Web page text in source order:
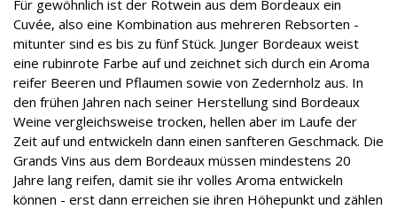
Für gewöhnlich ist der Rotwein aus dem Bordeaux ein
Cuvée, also eine Kombination aus mehreren Rebsorten -
mitunter sind es bis zu fünf Stück. Junger Bordeaux weist
eine rubinrote Farbe auf und zeichnet sich durch ein Aroma
reifer Beeren und Pflaumen sowie von Zedernholz aus. In
den frühen Jahren nach seiner Herstellung sind Bordeaux
Weine vergleichsweise trocken, hellen aber im Laufe der
Zeit auf und entwickeln dann einen sanfteren Geschmack. Die
Grands Vins aus dem Bordeaux müssen mindestens 20
Jahre lang reifen, damit sie ihr volles Aroma entwickeln
können - erst dann erreichen sie ihren Höhepunkt und zählen